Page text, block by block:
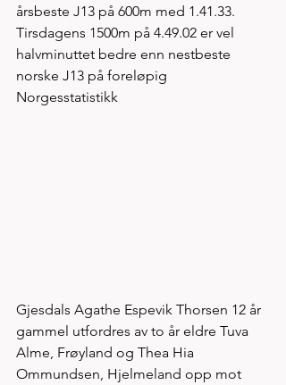
årsbeste J13 på 600m med 1.41.33.
Tirsdagens 1500m på 4.49.02 er vel
halvminuttet bedre enn nestbeste
norske J13 på foreløpig
Norgesstatistikk
Gjesdals Agathe Espevik Thorsen 12 år
gammel utfordres av to år eldre Tuva
Alme, Frøyland og Thea Hia
Ommundsen, Hjelmeland opp mot